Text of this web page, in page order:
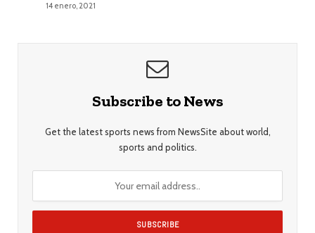
14 enero, 2021
Subscribe to News
Get the latest sports news from NewsSite about world,
sports and politics.